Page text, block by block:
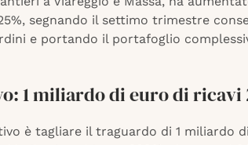
segnando il settimo trimestre
e portando il portafoglio
1 miliardo di euro di ricavi
è tagliare il traguardo di 1 miliardo